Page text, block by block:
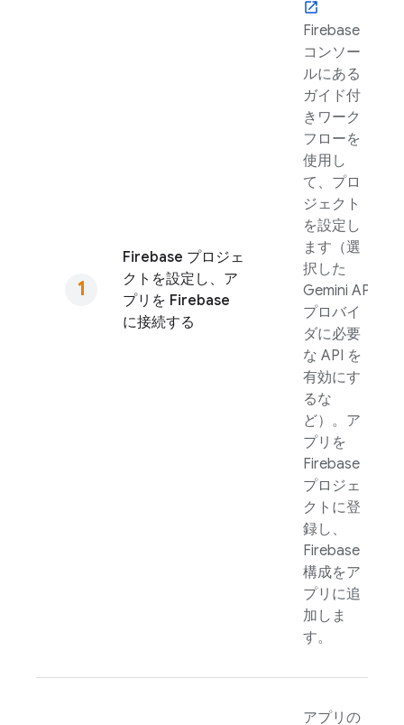
Firebase プロジェ
クトを設定し、ア
プリを Firebase
に接続する
Firebase
コンソー
ルにある
ガイド付
きワーク
フローを
使用し
て、プロ
ジェクト
を設定し
ます（選
択した
Gemini API
プロバイ
ダに必要
な API を
有効にす
るな
ど）。ア
プリを
Firebase
プロジェ
クトに登
録し、
Firebase
構成をア
プリに追
加しま
す。
アプリの